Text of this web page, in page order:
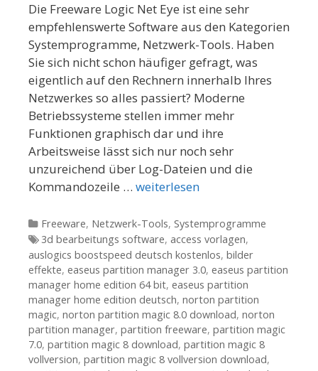
Die Freeware Logic Net Eye ist eine sehr
empfehlenswerte Software aus den Kategorien
Systemprogramme, Netzwerk-Tools. Haben
Sie sich nicht schon häufiger gefragt, was
eigentlich auf den Rechnern innerhalb Ihres
Netzwerkes so alles passiert? Moderne
Betriebssysteme stellen immer mehr
Funktionen graphisch dar und ihre
Arbeitsweise lässt sich nur noch sehr
unzureichend über Log-Dateien und die
Kommandozeile … weiterlesen
Kategorien
Freeware, Netzwerk-Tools, Systemprogramme
Tags
3d bearbeitungs software, access vorlagen,
auslogics boostspeed deutsch kostenlos, bilder
effekte, easeus partition manager 3.0, easeus partition
manager home edition 64 bit, easeus partition
manager home edition deutsch, norton partition
magic, norton partition magic 8.0 download, norton
partition manager, partition freeware, partition magic
7.0, partition magic 8 download, partition magic 8
vollversion, partition magic 8 vollversion download,